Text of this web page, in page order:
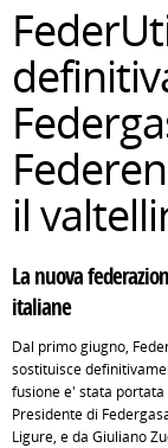
il
La nuova
italiane
Dal primo giugno,
sostituisce
fusione e' stata
Presidente di
Ligure, e da Giuliano